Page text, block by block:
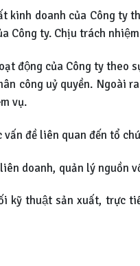
kinh doanh của Công ty
Công ty. Chịu trách
động của Công ty theo
công uỷ quyền. Ngoài
vụ.
đề liên quan đến tổ
doanh, quản lý nguồn
kỹ thuật sản xuất, trực